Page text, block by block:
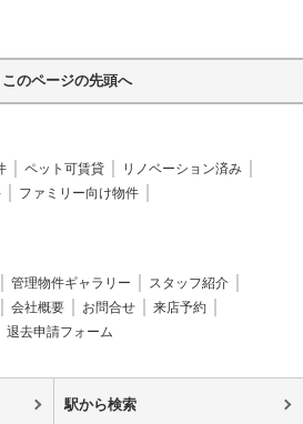
このページの先頭へ
ペット可賃貸
リノベーション済み
ファミリー向け物件
管理物件ギャラリー
スタッフ紹介
会社概要 お問合せ
来店予約
退去申請フォーム
駅から検索